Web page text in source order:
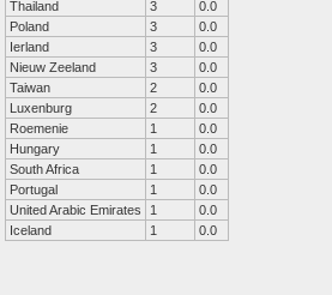
Thailand
3
0.0
Poland
3
0.0
Ierland
3
0.0
Nieuw Zeeland
3
0.0
Taiwan
2
0.0
Luxenburg
2
0.0
Roemenie
1
0.0
Hungary
1
0.0
South Africa
1
0.0
Portugal
1
0.0
United Arabic Emirates
1
0.0
Iceland
1 0.0